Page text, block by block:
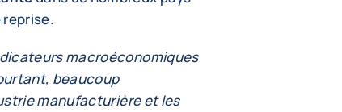
macroéconomiques
beaucoup
manufacturière et les